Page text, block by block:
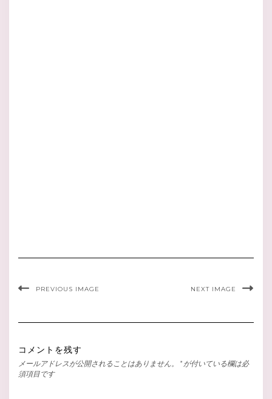
PREVIOUS IMAGE NEXT IMAGE
コメントを残す
メールアドレスが公開されることはありません。 * が付いている欄は必
須項目です